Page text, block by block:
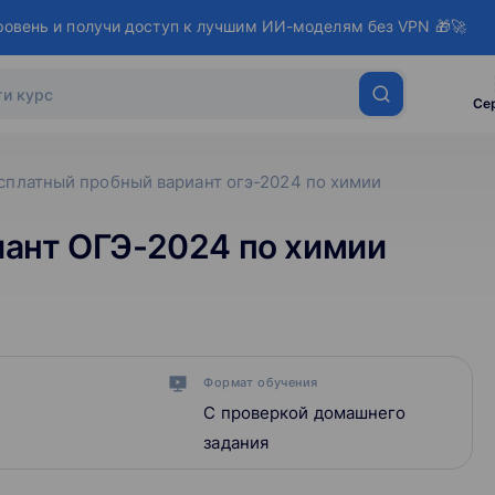
и получи доступ к лучшим ИИ-моделям без VPN 🎁🚀
пробный вариант огэ-2024 по химии
ОГЭ-2024 по химии
Формат обучения
С проверкой домашнего
задания